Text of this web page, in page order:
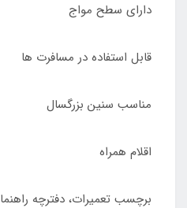
دارای سطح مواج
قابل استفاده در مسافرت ها
مناسب سنین بزرگسال
اقلام همراه
برچسب تعمیرات، دفترچه راهنما